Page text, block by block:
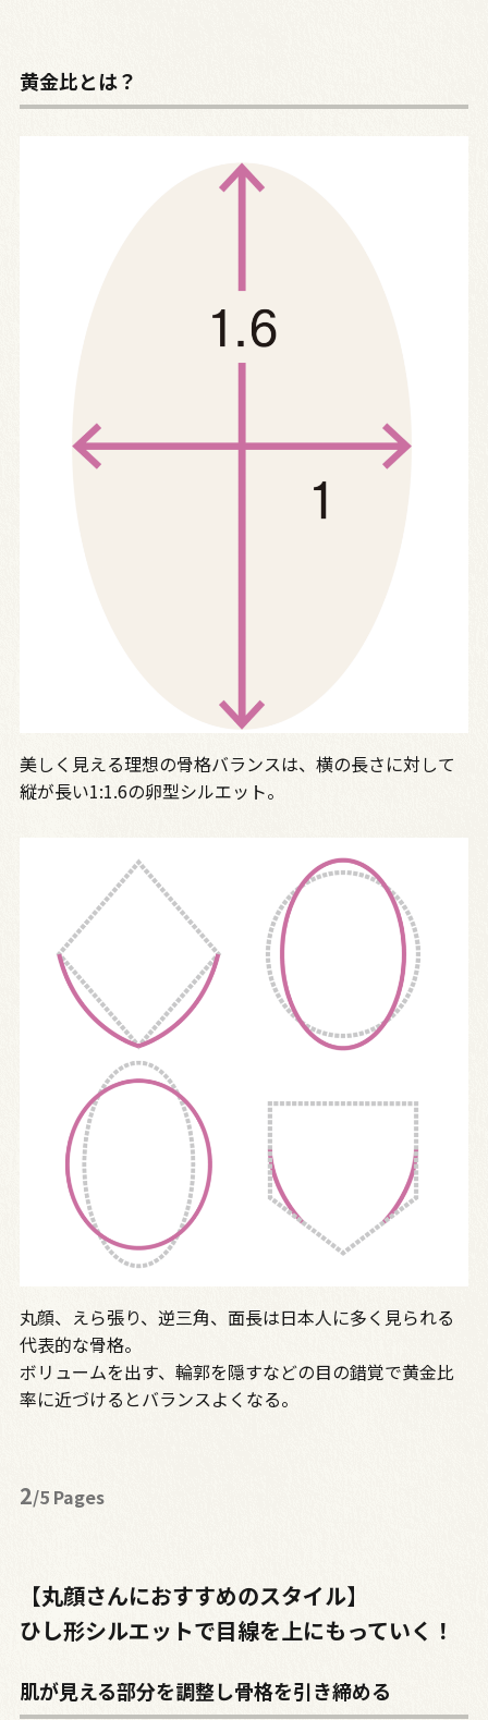
黄金比とは？
美しく見える理想の骨格バランスは、横の長さに対して
縦が長い1:1.6の卵型シルエット。
丸顔、えら張り、逆三角、面長は日本人に多く見られる
代表的な骨格。
ボリュームを出す、輪郭を隠すなどの目の錯覚で黄金比
率に近づけるとバランスよくなる。
2/5 Pages
【丸顔さんにおすすめのスタイル】
ひし形シルエットで目線を上にもっていく！
肌が見える部分を調整し骨格を引き締める